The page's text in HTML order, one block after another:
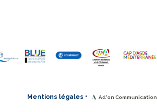
Mentions légales • Ad'on Communication